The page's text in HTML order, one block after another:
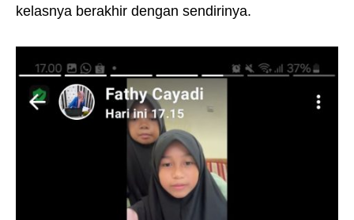
kelasnya berakhir dengan sendirinya.